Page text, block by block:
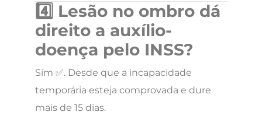
4️⃣ Lesão no ombro dá
direito a auxílio-
doença pelo INSS?
Sim ✅. Desde que a incapacidade
temporária esteja comprovada e dure
mais de 15 dias.